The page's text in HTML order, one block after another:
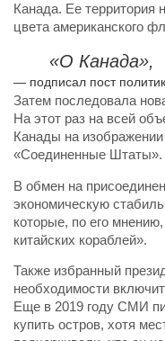
Канада. Ее территория
цвета американского
«О Канада»,
— подписал пост политик.
Затем последовала
На этот раз на всей
Канады на
«Соединенные Штаты».
В обмен на
экономическую
которые, по его
китайских кораблей».
Также избранный
необходимости
Еще в 2019 году СМИ
купить остров, хотя